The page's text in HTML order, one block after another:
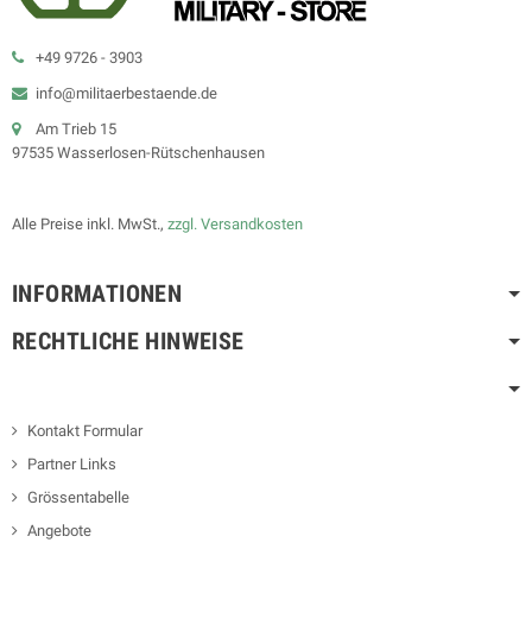
+49 9726 - 3903
info@militaerbestaende.de
Am Trieb 15
97535 Wasserlosen-Rütschenhausen
Alle Preise inkl. MwSt., zzgl. Versandkosten
INFORMATIONEN
RECHTLICHE HINWEISE
Kontakt Formular
Partner Links
Grössentabelle
Angebote